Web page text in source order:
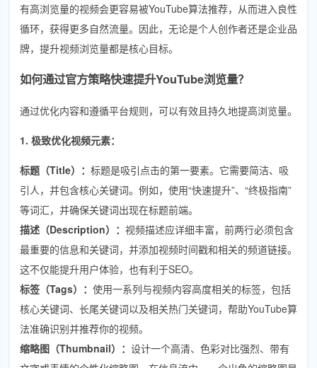
有高浏览量的视频会更容易被YouTube算法推荐，从而进入良性
循环，获得更多自然流量。因此，无论是个人创作者还是企业品
牌，提升视频浏览量都是核心目标。
如何通过官方策略快速提升YouTube浏览量？
通过优化内容和遵循平台规则，可以有效且持久地提高浏览量。
1. 极致优化视频元素：
标题（Title）： 标题是吸引点击的第一要素。它需要简洁、吸
引人，并包含核心关键词。例如，使用“快速提升”、“终极指南”
等词汇，并确保关键词出现在标题前端。
描述（Description）： 视频描述应详细丰富，前两行必须包含
最重要的信息和关键词，并添加视频时间戳和相关的频道链接。
这不仅能提升用户体验，也有利于SEO。
标签（Tags）： 使用一系列与视频内容高度相关的标签，包括
核心关键词、长尾关键词以及相关热门关键词，帮助YouTube算
法准确识别并推荐你的视频。
缩略图（Thumbnail）： 设计一个高清、色彩对比强烈、带有